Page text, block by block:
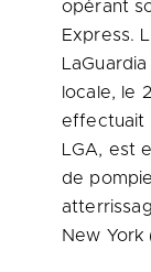
opérant
Express.
locale, le
effectuait
LGA, est
de
New York